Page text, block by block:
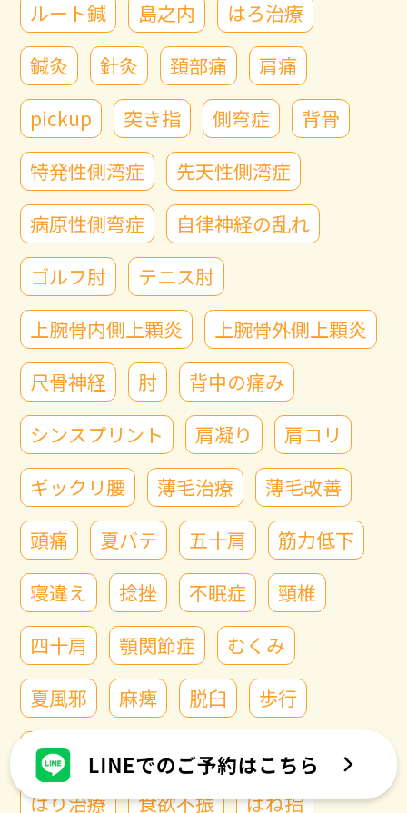
ルート鍼
島之内
はろ治療
鍼灸
針灸 頚部痛
肩痛
pickup
突き指 側弯症
背骨
特発性側湾症
先天性側湾症
病原性側弯症
自律神経の乱れ
ゴルフ肘
テニス肘
上腕骨内側上顆炎
上腕骨外側上顆炎
尺骨神経
肘
背中の痛み
シンスプリント
肩凝り
肩コリ
ギックリ腰
薄毛治療
薄毛改善
頭痛
夏バテ 五十肩
筋力低下
寝違え
捻挫 不眠症
頸椎
四十肩
顎関節症
むくみ
夏風邪
麻痺 脱臼
歩行
後縦靭帯骨化症
交通事故
はり治療
食欲不振 ばね指